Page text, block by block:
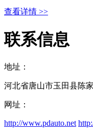
查看详情 >>
联系信息
地址：
河北省唐山市玉田县陈
网址：
http://www.pdauto.net